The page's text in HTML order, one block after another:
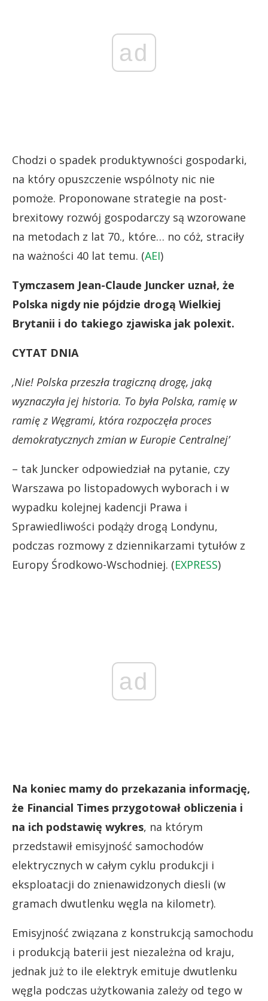
ad
Chodzi o spadek produktywności gospodarki,
na który opuszczenie wspólnoty nic nie
pomoże. Proponowane strategie na post-
brexitowy rozwój gospodarczy są wzorowane
na metodach z lat 70., które… no cóż, straciły
na ważności 40 lat temu. (AEI)
Tymczasem Jean-Claude Juncker uznał, że
Polska nigdy nie pójdzie drogą Wielkiej
Brytanii i do takiego zjawiska jak polexit.
CYTAT DNIA
‚Nie! Polska przeszła tragiczną drogę, jaką
wyznaczyła jej historia. To była Polska, ramię w
ramię z Węgrami, która rozpoczęła proces
demokratycznych zmian w Europie Centralnej’
– tak Juncker odpowiedział na pytanie, czy
Warszawa po listopadowych wyborach i w
wypadku kolejnej kadencji Prawa i
Sprawiedliwości podąży drogą Londynu,
podczas rozmowy z dziennikarzami tytułów z
Europy Środkowo-Wschodniej. (EXPRESS)
ad
Na koniec mamy do przekazania informację,
że Financial Times przygotował obliczenia i
na ich podstawię wykres, na którym
przedstawił emisyjność samochodów
elektrycznych w całym cyklu produkcji i
eksploatacji do znienawidzonych diesli (w
gramach dwutlenku węgla na kilometr).
Emisyjność związana z konstrukcją samochodu
i produkcją baterii jest niezależna od kraju,
jednak już to ile elektryk emituje dwutlenku
węgla podczas użytkowania zależy od tego w